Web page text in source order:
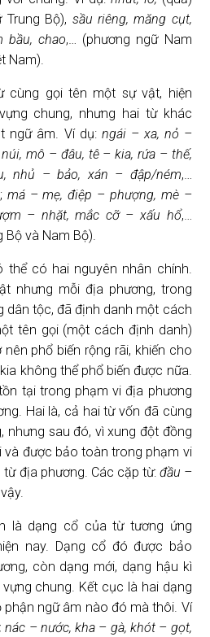
Trung Bộ), sầu riêng, măng cụt,
bầu, chao,… (phương ngữ Nam
Nam).
cùng gọi tên một sự vật, hiện
chung, nhưng hai từ khác
ngữ âm. Ví dụ: ngái – xa, nỏ –
mô – đâu, tê – kia, rứa – thế,
nhủ – bảo, xán – đập/ném,…
má – mẹ, điệp – phượng, mè –
– nhặt, mắc cỡ – xấu hổ,…
Bộ và Nam Bộ).
thể có hai nguyên nhân chính.
nhưng mỗi địa phương, trong
dân tộc, đã định danh một cách
tên gọi (một cách định danh)
phổ biến rộng rãi, khiến cho
không thể phổ biến được nữa.
tại trong phạm vi địa phương
Hai là, cả hai từ vốn đã cùng
nhưng sau đó, vì xung đột đồng
và được bảo toàn trong phạm vi
địa phương. Các cặp từ: đầu –
là dạng cổ của từ tương ứng
nay. Dạng cổ đó được bảo
còn dạng mới, dạng hậu kì
chung. Kết cục là hai dạng
ngữ âm nào đó mà thôi. Ví
nác – nước, kha – gà, khót – gọt,